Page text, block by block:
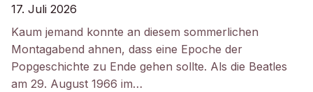
17. Juli 2026
Kaum jemand konnte an diesem sommerlichen
Montagabend ahnen, dass eine Epoche der
Popgeschichte zu Ende gehen sollte. Als die Beatles
am 29. August 1966 im…